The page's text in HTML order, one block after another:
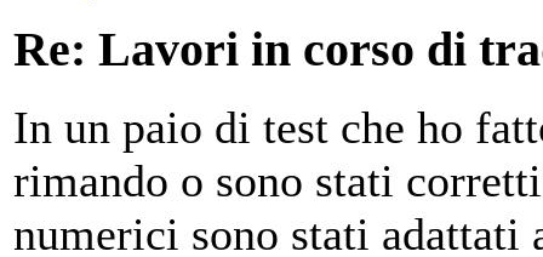
Re: Lavori in corso di
In un paio di test che ho
rimando o sono stati
numerici sono stati